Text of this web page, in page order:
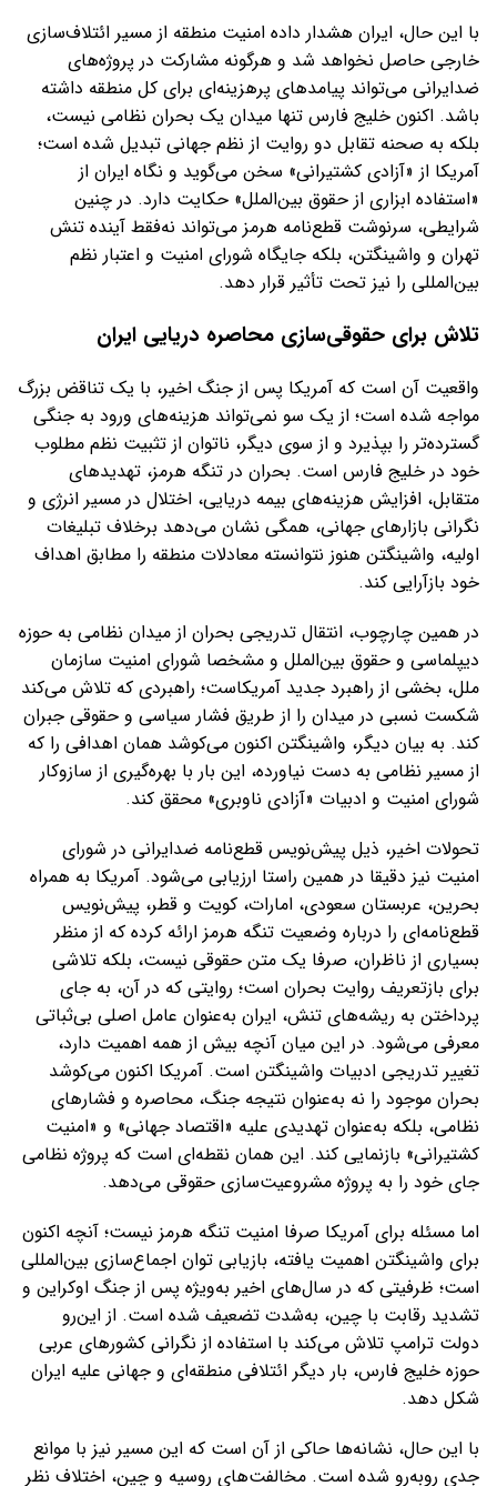
با این حال، ایران هشدار داده امنیت منطقه از مسیر ائتلاف‌سازی
خارجی حاصل نخواهد شد و هرگونه مشارکت در پروژه‌های
ضدایرانی می‌تواند پیامدهای پرهزینه‌ای برای کل منطقه داشته
باشد. اکنون خلیج فارس تنها میدان یک بحران نظامی نیست،
بلکه به صحنه تقابل دو روایت از نظم جهانی تبدیل شده است؛
آمریکا از «آزادی کشتیرانی» سخن می‌گوید و نگاه ایران از
«استفاده ابزاری از حقوق بین‌الملل» حکایت دارد. در چنین
شرایطی، سرنوشت قطع‌نامه هرمز می‌تواند نه‌فقط آینده تنش
تهران و واشینگتن، بلکه جایگاه شورای امنیت و اعتبار نظم
بین‌المللی را نیز تحت تأثیر قرار دهد.
تلاش برای حقوقی‌سازی محاصره دریایی ایران
واقعیت آن است که آمریکا پس از جنگ اخیر، با یک تناقض بزرگ
مواجه شده است؛ از یک سو نمی‌تواند هزینه‌های ورود به جنگی
گسترده‌تر را بپذیرد و از سوی دیگر، ناتوان از تثبیت نظم مطلوب
خود در خلیج فارس است. بحران در تنگه هرمز، تهدیدهای
متقابل، افزایش هزینه‌های بیمه دریایی، اختلال در مسیر انرژی و
نگرانی بازارهای جهانی، همگی نشان می‌دهد برخلاف تبلیغات
اولیه، واشینگتن هنوز نتوانسته معادلات منطقه را مطابق اهداف
خود بازآرایی کند.
در همین چارچوب، انتقال تدریجی بحران از میدان نظامی به حوزه
دیپلماسی و حقوق بین‌الملل و مشخصا شورای امنیت سازمان
ملل، بخشی از راهبرد جدید آمریکاست؛ راهبردی که تلاش می‌کند
شکست نسبی در میدان را از طریق فشار سیاسی و حقوقی جبران
کند. به بیان دیگر، واشینگتن اکنون می‌کوشد همان اهدافی را که
از مسیر نظامی به دست نیاورده، این بار با بهره‌گیری از سازوکار
شورای امنیت و ادبیات «آزادی ناوبری» محقق کند.
تحولات اخیر، ذیل پیش‌نویس قطع‌نامه ضدایرانی در شورای
امنیت نیز دقیقا در همین راستا ارزیابی می‌شود. آمریکا به همراه
بحرین، عربستان سعودی، امارات، کویت و قطر، پیش‌نویس
قطع‌نامه‌ای را درباره وضعیت تنگه هرمز ارائه کرده که از منظر
بسیاری از ناظران، صرفا یک متن حقوقی نیست، بلکه تلاشی
برای بازتعریف روایت بحران است؛ روایتی که در آن، به جای
پرداختن به ریشه‌های تنش، ایران به‌عنوان عامل اصلی بی‌ثباتی
معرفی می‌شود. در این میان آنچه بیش از همه اهمیت دارد،
تغییر تدریجی ادبیات واشینگتن است. آمریکا اکنون می‌کوشد
بحران موجود را نه به‌عنوان نتیجه جنگ، محاصره و فشارهای
نظامی، بلکه به‌عنوان تهدیدی علیه «اقتصاد جهانی» و «امنیت
کشتیرانی» بازنمایی کند. این همان نقطه‌ای است که پروژه نظامی
جای خود را به پروژه مشروعیت‌سازی حقوقی می‌دهد.
اما مسئله برای آمریکا صرفا امنیت تنگه هرمز نیست؛ آنچه اکنون
برای واشینگتن اهمیت یافته، بازیابی توان اجماع‌سازی بین‌المللی
است؛ ظرفیتی که در سال‌های اخیر به‌ویژه پس از جنگ اوکراین و
تشدید رقابت با چین، به‌شدت تضعیف شده است. از این‌رو
دولت ترامپ تلاش می‌کند با استفاده از نگرانی کشورهای عربی
حوزه خلیج فارس، بار دیگر ائتلافی منطقه‌ای و جهانی علیه ایران
شکل دهد.
با این حال، نشانه‌ها حاکی از آن است که این مسیر نیز با موانع
جدی روبه‌رو شده است. مخالفت‌های روسیه و چین، اختلاف نظر